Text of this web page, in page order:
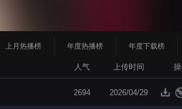
上月热播榜 年度热播榜 年度下载榜
人气 上传时间
2694 2026/04/29